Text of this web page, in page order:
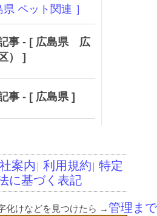
ペット関連 ］
事 - [ 広島県 広
） ]
事 - [ 広島県 ]
案内 利用規約 特定
に基づく表記
化けなどを見つけたら →管理まで